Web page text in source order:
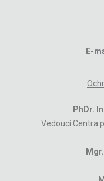
E-
PhDr.
Vedoucí Centra